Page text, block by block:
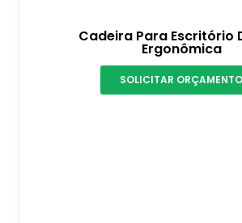
Cadeira Para Escritório
Ergonômica
SOLICITAR ORÇAMENTO